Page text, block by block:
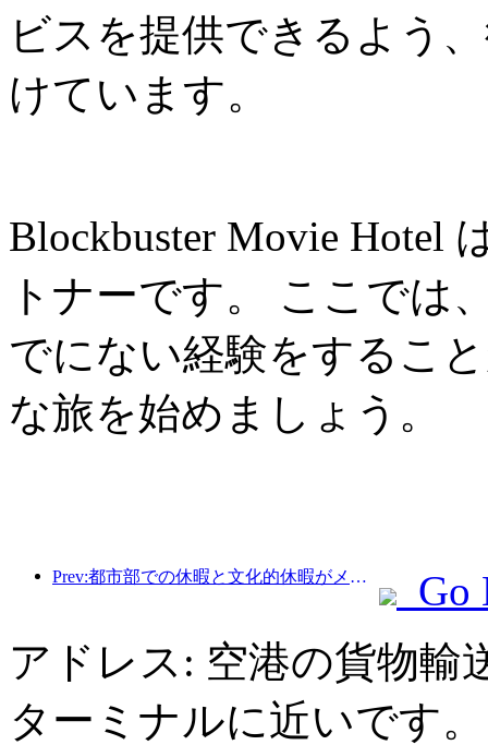
ビスを提供できるよう
けています。
Blockbuster Movie Hotel
トナーです。 ここでは
でにない経験をするこ
な旅を始めましょう。
Prev:都市部での休暇と文化的休暇がメーデー休暇中の観光消費の新たなトレンドを牽引
Go
アドレス: 空港の貨物輸
ターミナルに近いです。